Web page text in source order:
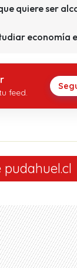
quiere ser
economía
feed.
pudahuel.cl